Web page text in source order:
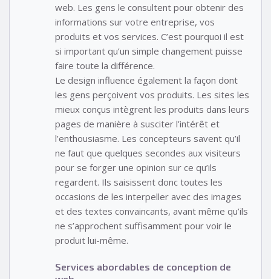
web. Les gens le consultent pour obtenir des
informations sur votre entreprise, vos
produits et vos services. C’est pourquoi il est
si important qu’un simple changement puisse
faire toute la différence.
Le design influence également la façon dont
les gens perçoivent vos produits. Les sites les
mieux conçus intègrent les produits dans leurs
pages de manière à susciter l’intérêt et
l’enthousiasme. Les concepteurs savent qu’il
ne faut que quelques secondes aux visiteurs
pour se forger une opinion sur ce qu’ils
regardent. Ils saisissent donc toutes les
occasions de les interpeller avec des images
et des textes convaincants, avant même qu’ils
ne s’approchent suffisamment pour voir le
produit lui-même.
Services abordables de conception de